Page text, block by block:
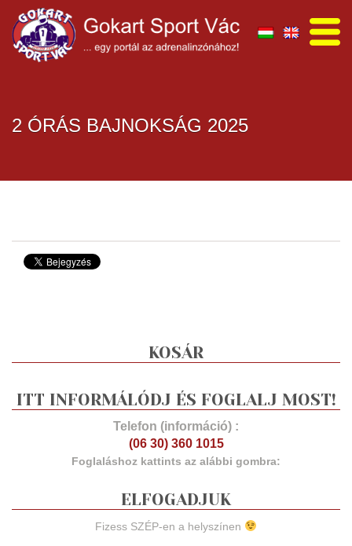
2 ÓRÁS BAJNOKSÁG 2025
KOSÁR
ITT INFORMÁLÓDJ ÉS FOGLALJ MOST!
Telefon (információ) :
(06 30) 360 1015
Foglaláshoz kattints az alábbi gombra:
ELFOGADJUK
Fizess SZÉP-en a helyszínen